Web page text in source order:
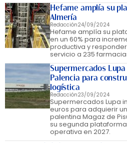
Hefame amplía su
Almería
Redacción24/09/2024
Hefame amplía su
en un 60% para
productiva y
servicio a 235
Supermercados
Palencia para
logística
Redacción23/09/2024
Supermercados Lupa
euros para adquierir
palentina Magaz de
su segunda
operativa en 2027.